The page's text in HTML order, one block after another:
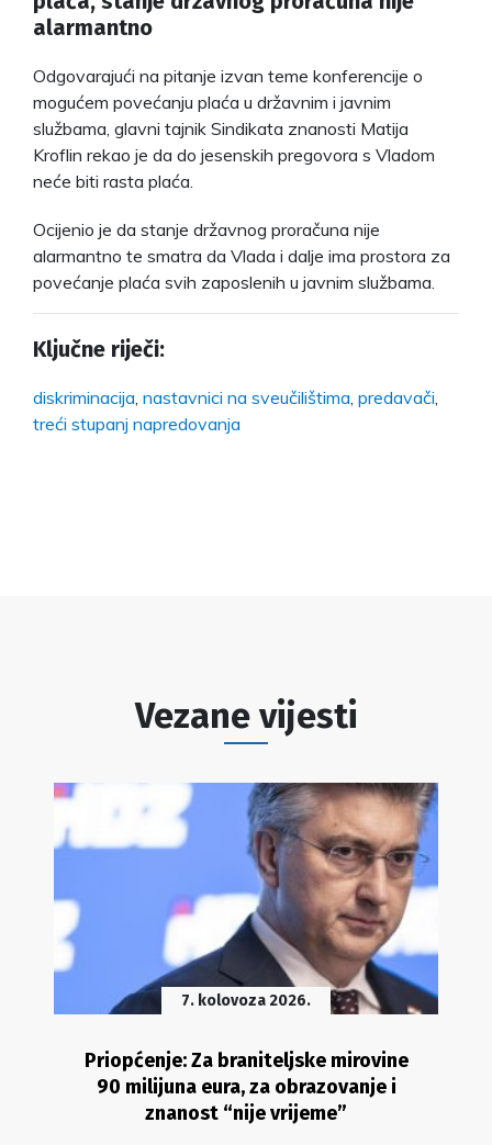
alarmantno
Odgovarajući na pitanje izvan teme konferencije o
mogućem povećanju plaća u državnim i javnim
službama, glavni tajnik Sindikata znanosti Matija
Kroflin rekao je da do jesenskih pregovora s Vladom
neće biti rasta plaća.
Ocijenio je da stanje državnog proračuna nije
alarmantno te smatra da Vlada i dalje ima prostora za
povećanje plaća svih zaposlenih u javnim službama.
Ključne riječi:
diskriminacija nastavnici na sveučilištima predavači
treći stupanj napredovanja
Vezane vijesti
7. kolovoza 2026.
Priopćenje: Za braniteljske mirovine
90 milijuna eura, za obrazovanje i
znanost “nije vrijeme”